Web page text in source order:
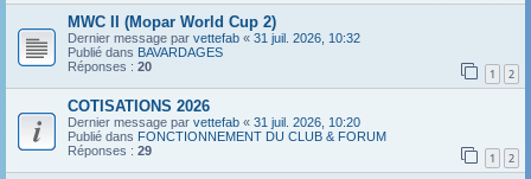
MWC II (Mopar World Cup 2)
Dernier message par vettefab « 31 juil. 2026, 10:32
Publié dans BAVARDAGES
Réponses : 20 1 2
COTISATIONS 2026
Dernier message par vettefab « 31 juil. 2026, 10:20
Publié dans FONCTIONNEMENT DU CLUB & FORUM
Réponses : 29 1 2